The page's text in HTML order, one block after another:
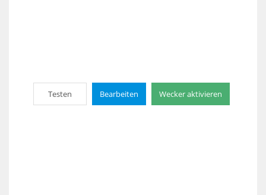
Testen Bearbeiten Wecker aktivieren